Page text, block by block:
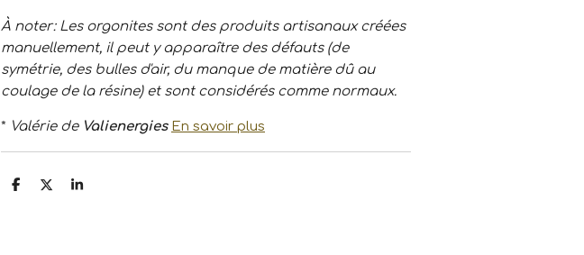
À noter: Les orgonites sont des produits artisanaux créées
manuellement, il peut y apparaître des défauts (de
symétrie, des bulles d'air, du manque de matière dû au
coulage de la résine) et sont considérés comme normaux.
* Valérie de Valienergies En savoir plus
P
P
P